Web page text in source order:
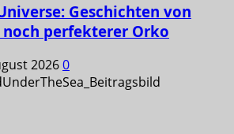
Geschichten von
noch perfekterer Orko
20260